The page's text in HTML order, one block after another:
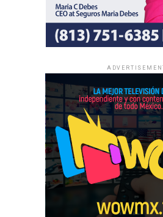
riesgos. Ningún juguete debe
por la presencia de puntas, por su
partes pequeñas que se pueda
crea y recrea elementos y
mejores conductas de los
están específicamente diseñados
interesado y en una situación
juguetes de distracción suelen ser
diseños de cajas con agujeros con
interior que requieren la
para obtener la recompensa luego
categoría pertenecen los juguetes
rellena con alimento o snacks) y